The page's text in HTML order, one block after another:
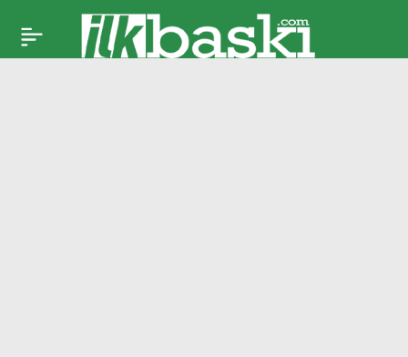
53 yıllık bekleyiş